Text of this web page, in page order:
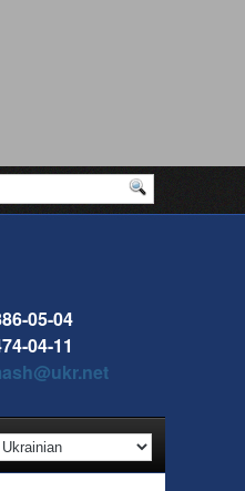
05-04
04-11